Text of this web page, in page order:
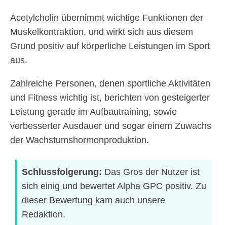
Acetylcholin übernimmt wichtige Funktionen der
Muskelkontraktion, und wirkt sich aus diesem
Grund positiv auf körperliche Leistungen im Sport
aus.
Zahlreiche Personen, denen sportliche Aktivitäten
und Fitness wichtig ist, berichten von gesteigerter
Leistung gerade im Aufbautraining, sowie
verbesserter Ausdauer und sogar einem Zuwachs
der Wachstumshormonproduktion.
Schlussfolgerung: Das Gros der Nutzer ist
sich einig und bewertet Alpha GPC positiv. Zu
dieser Bewertung kam auch unsere
Redaktion.